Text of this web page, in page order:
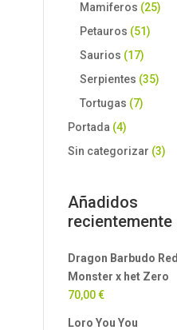
Mamiferos (25)
Petauros (51)
Saurios (17)
Serpientes (35)
Tortugas (7)
Portada (4)
Sin categorizar (3)
Añadidos
recientemente
Dragon Barbudo Red
Monster x het Zero
70,00€
Loro You You